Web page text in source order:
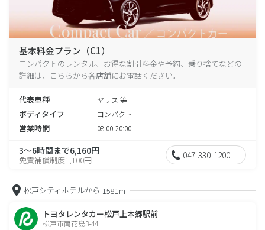
基本料金プラン（C1）
コンパクトのレンタル、お得な割引料金や予約、乗り捨てなどの
詳細は、こちらから各店舗にお電話ください。
代表車種 ヤリス 等
ボディタイプ コンパクト
営業時間 08:00-20:00
3～6時間まで6,160円
免責補償制度1,100円 047-330-1200
松戸シティホテルから 1581m
トヨタレンタカー松戸上本郷駅前
松戸市南花島3-44